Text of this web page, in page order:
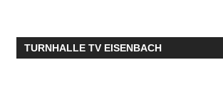
TURNHALLE TV EISENBACH